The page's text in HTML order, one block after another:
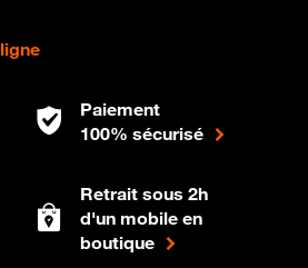
Paiement
100% sécurisé
Retrait sous 2h
d'un mobile en
boutique